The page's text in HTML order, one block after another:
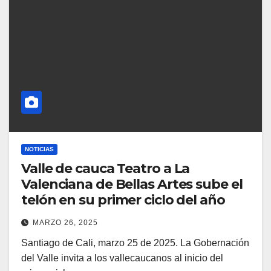
NOTICIAS
Valle de cauca Teatro a La
Valenciana de Bellas Artes sube el
telón en su primer ciclo del año
MARZO 26, 2025
Santiago de Cali, marzo 25 de 2025. La Gobernación
del Valle invita a los vallecaucanos al inicio del